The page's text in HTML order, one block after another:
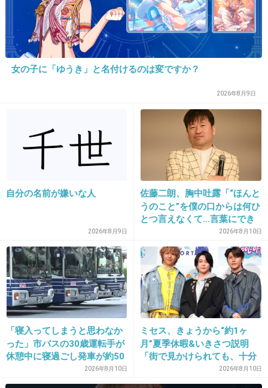
でっていう
+139 -6
21. 匿名2020/02/11(火) 08:40:25
うーん、ちょっと窪塚の雰囲気はあるけどイケ
メンではないな
+276 -2
22. 匿名2020/02/11(火) 08:40:39
窪塚洋介に似て華奢で色白で首が長くて骨格が
綺麗
女の子に「ゆうき」と名付けるのは変ですか？
2026年8月9日
自分の名前が嫌いな人
2026年8月9日
佐藤二朗、胸中吐露「“ほんと
うのこと”を僕の口からは何ひ
とつ言えなくて…言葉にでき
2026年8月10日
「寝入ってしまうと思わなか
った」市バスの30歳運転手が
休憩中に寝過ごし発車が約50
分遅れる 名古屋市営バスで今
年3回目
2026年8月10日
ミセス、きょうから“約1ヶ
月”夏季休暇&いきさつ説明
「街で見かけられても、十分
なご配慮を」事務所が呼びか
け
2026年8月10日